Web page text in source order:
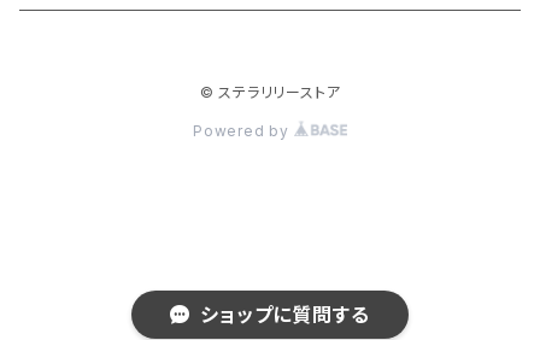
ショップに質問する
© ステラリリーストア
Powered by